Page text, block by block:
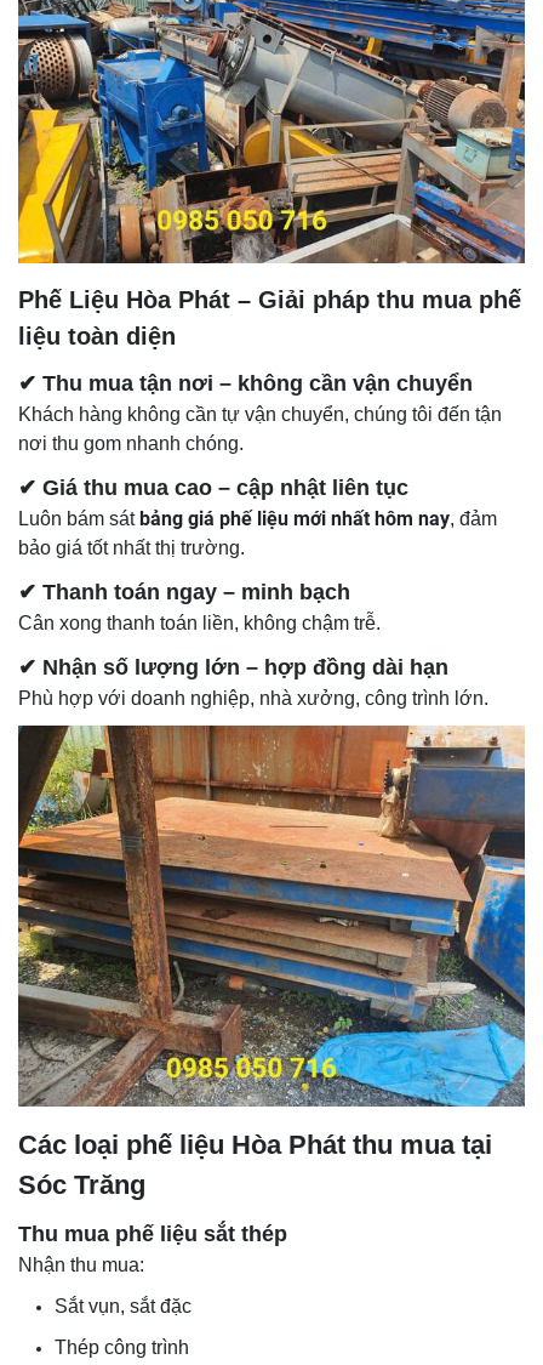
Phế Liệu Hòa Phát – Giải pháp thu mua phế
liệu toàn diện
✔ Thu mua tận nơi – không cần vận chuyển
Khách hàng không cần tự vận chuyển, chúng tôi đến tận
nơi thu gom nhanh chóng.
✔ Giá thu mua cao – cập nhật liên tục
Luôn bám sát bảng giá phế liệu mới nhất hôm nay, đảm
bảo giá tốt nhất thị trường.
✔ Thanh toán ngay – minh bạch
Cân xong thanh toán liền, không chậm trễ.
✔ Nhận số lượng lớn – hợp đồng dài hạn
Phù hợp với doanh nghiệp, nhà xưởng, công trình lớn.
Các loại phế liệu Hòa Phát thu mua tại
Sóc Trăng
Thu mua phế liệu sắt thép
Nhận thu mua:
Sắt vụn, sắt đặc
Thép công trình